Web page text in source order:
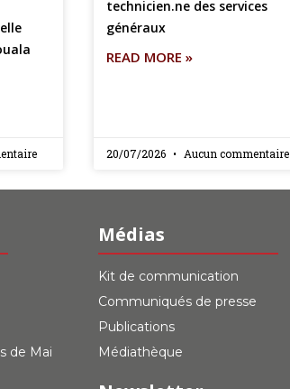
technicien.ne des services
généraux
READ MORE »
20/07/2026 Aucun commentaire
de Mai
Médias
Kit de communication
Communiqués de presse
Publications
Médiathèque